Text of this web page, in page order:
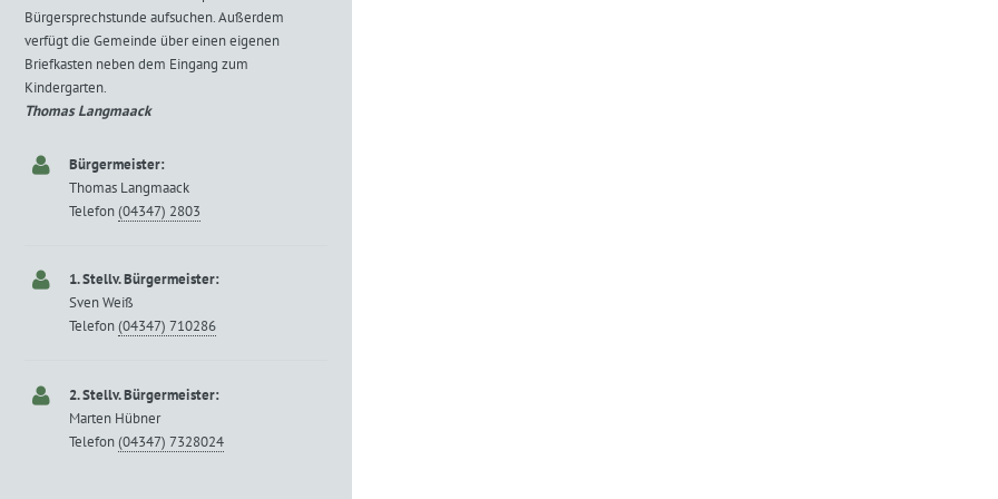
Bürgersprechstunde aufsuchen. Außerdem
verfügt die Gemeinde über einen eigenen
Briefkasten neben dem Eingang zum
Kindergarten.
Thomas Langmaack
Bürgermeister:
Thomas Langmaack
Telefon(04347) 2803
1. Stellv. Bürgermeister:
Sven Weiß
Telefon(04347) 710286
2. Stellv. Bürgermeister:
Marten Hübner
Telefon(04347) 7328024